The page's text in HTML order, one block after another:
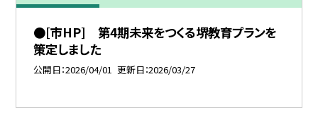
●[市HP] 第4期未来をつくる堺教育プランを
策定しました
公開日 2026/04/01 更新日 2026/03/27